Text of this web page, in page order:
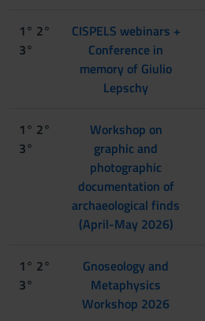
1° 2°
3°
CISPELS webinars +
Conference in
memory of Giulio
Lepschy
1° 2°
3°
Workshop on
graphic and
photographic
documentation of
archaeological finds
(April-May 2026)
1° 2°
3°
Gnoseology and
Metaphysics
Workshop 2026